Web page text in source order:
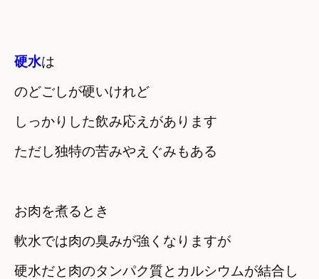
硬水は
のどごしが硬いけれど
しっかりした飲み応えがあります
ただし独特の苦みやえぐみもある
お肉を煮るとき
軟水では肉の臭みが強くなりますが
硬水だと肉のタンパク質とカルシウムが結合し